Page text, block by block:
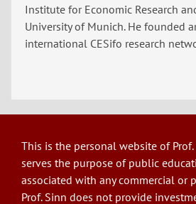
Institute for Economic Research
University of Munich. He founded
international CESifo research
This is the personal website of
serves the purpose of public
associated with any commercial or
Prof. Sinn does not provide